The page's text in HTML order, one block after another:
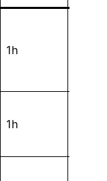
1h
1h